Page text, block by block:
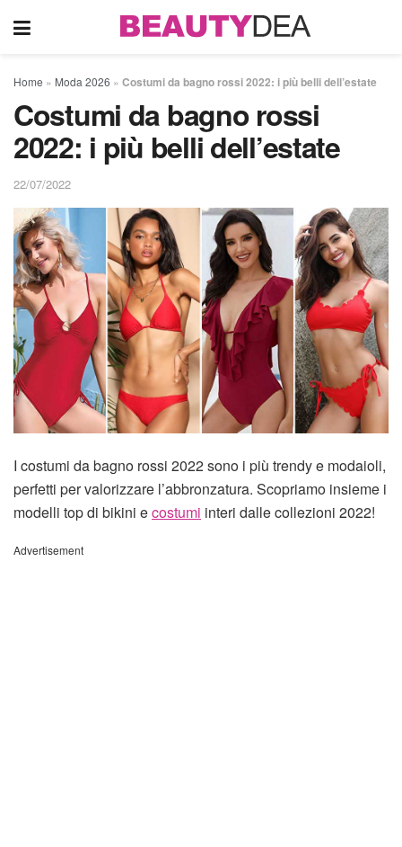
Home » Moda 2026 » Costumi da bagno rossi 2022: i più belli dell’estate
Costumi da bagno rossi
2022: i più belli dell’estate
22/07/2022
I costumi da bagno rossi 2022 sono i più trendy e modaioli,
perfetti per valorizzare l’abbronzatura. Scopriamo insieme i
modelli top di bikini ecostumi interi dalle collezioni 2022!
Advertisement